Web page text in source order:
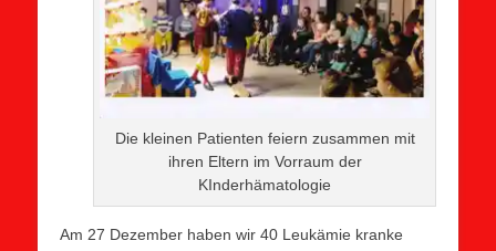
Die kleinen Patienten feiern zusammen mit
ihren Eltern im Vorraum der
KInderhämatologie
Am 27 Dezember haben wir 40 Leukämie kranke